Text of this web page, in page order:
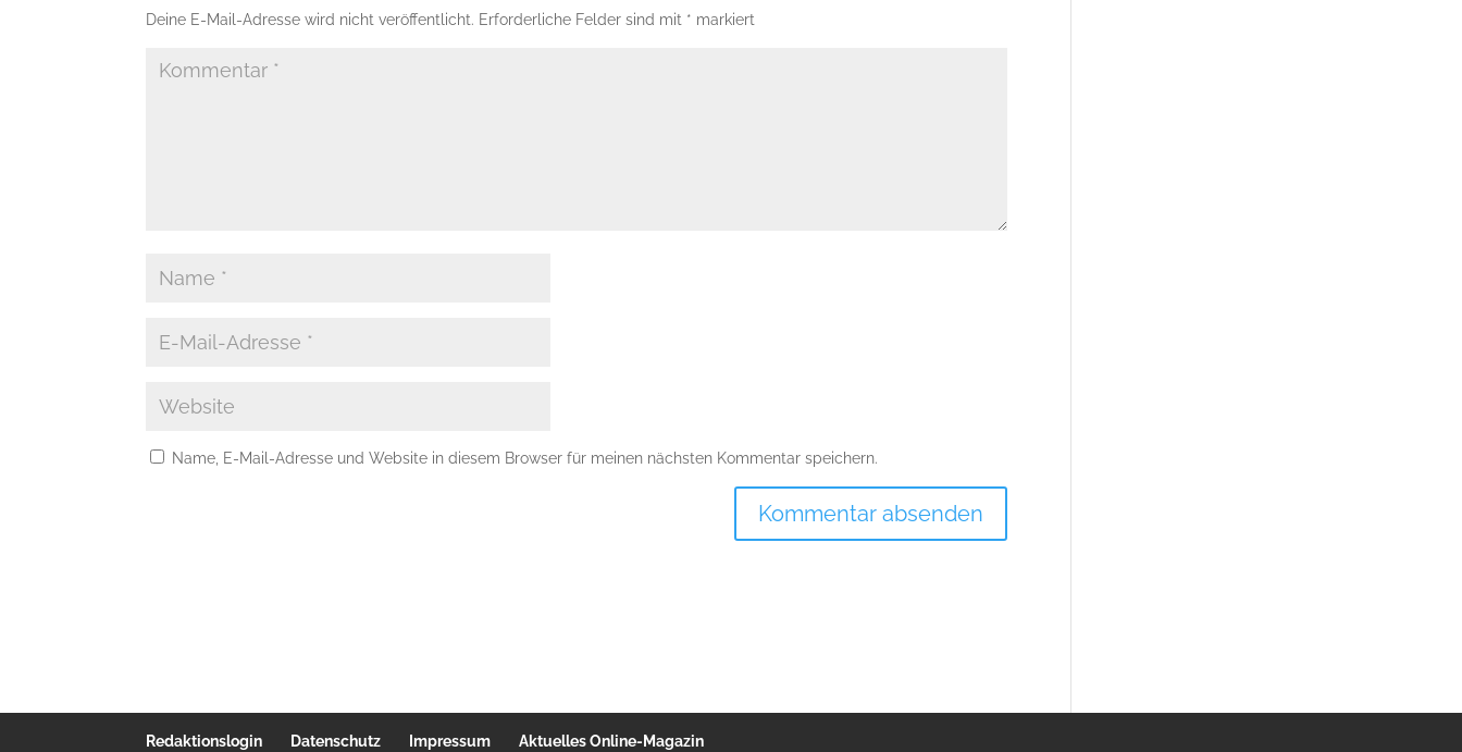
Deine E-Mail-Adresse wird nicht veröffentlicht. Erforderliche Felder sind mit * markiert
Name, E-Mail-Adresse und Website in diesem Browser für meinen nächsten Kommentar speichern.
Redaktionslogin Datenschutz Impressum Aktuelles Online-Magazin